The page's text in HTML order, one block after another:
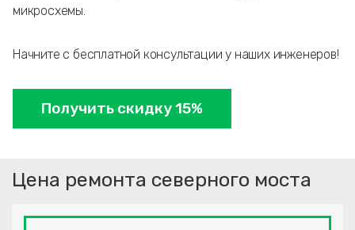
микросхемы.
Начните с бесплатной консультации у наших инженеров!
Получить скидку 15%
Цена ремонта северного моста